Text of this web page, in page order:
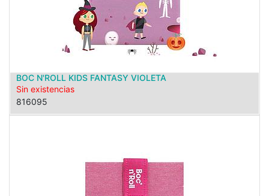
BOC N'ROLL KIDS FANTASY VIOLETA
Sin existencias
816095